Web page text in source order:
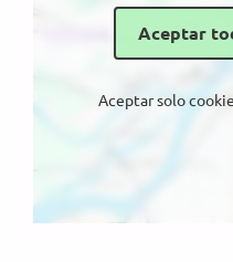
Aceptar
Aceptar solo